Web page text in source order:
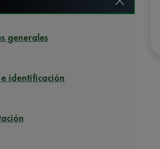
generales
e identificación